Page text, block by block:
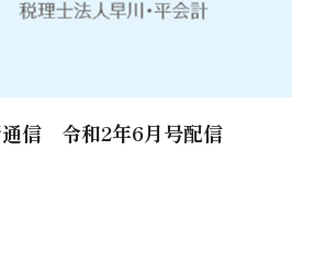
通信 令和2年6月号配信